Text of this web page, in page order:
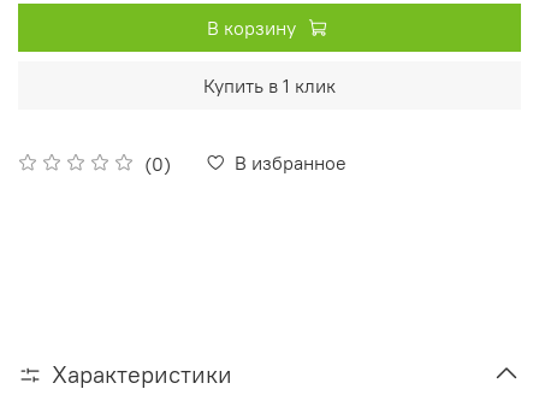
(0) В избранное
В корзину
Купить в 1 клик
Характеристики